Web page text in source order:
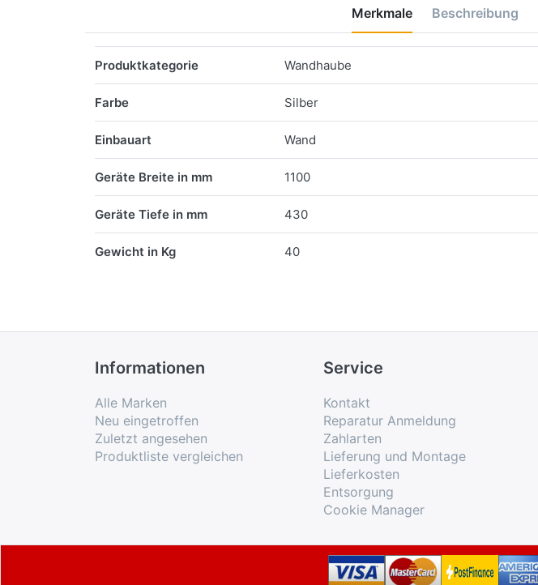
Merkmale Beschreibung
Produktkategorie Wandhaube
Farbe Silber
Einbauart Wand
Geräte Breite in mm 1100
Geräte Tiefe in mm 430
Gewicht in Kg 40
Informationen
Alle Marken
Neu eingetroffen
Zuletzt angesehen
Produktliste vergleichen
Service
Kontakt
Reparatur Anmeldung
Zahlarten
Lieferung und Montage
Lieferkosten
Entsorgung
Cookie Manager